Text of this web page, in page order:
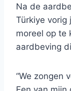
Na de
Türkiye vorig
moreel op te
aardbeving
“We zongen